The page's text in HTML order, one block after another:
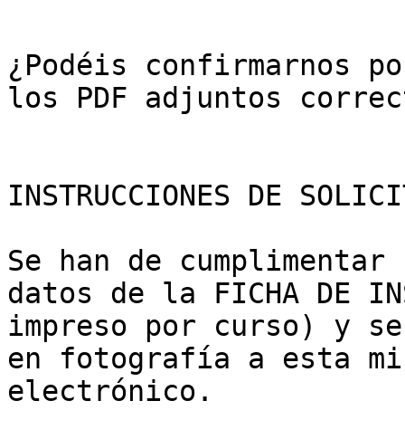
¿Podéis confirmarnos
los PDF adjuntos
INSTRUCCIONES DE
Se han de
datos de la FICHA DE
impreso por curso) y se
en fotografía a esta
electrónico.